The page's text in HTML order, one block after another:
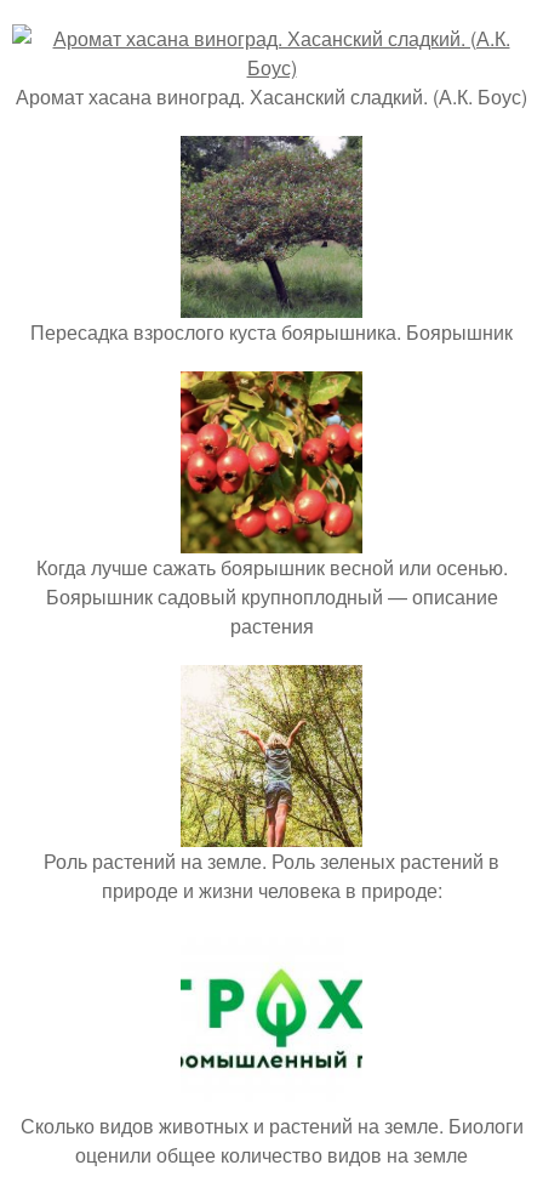
Аромат хасана виноград. Хасанский сладкий. (А.К. Боус)
Пересадка взрослого куста боярышника. Боярышник
Когда лучше сажать боярышник весной или осенью.
Боярышник садовый крупноплодный — описание
растения
Роль растений на земле. Роль зеленых растений в
природе и жизни человека в природе:
Сколько видов животных и растений на земле. Биологи
оценили общее количество видов на земле